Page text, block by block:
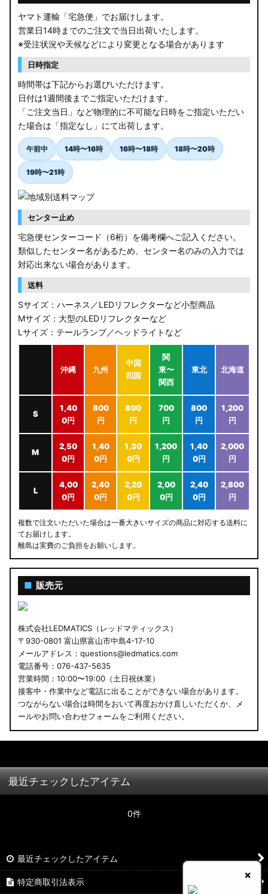
ヤマト運輸「宅急便」でお届けします。
営業日14時までのご注文で当日出荷いたします。
※受注状況や天候などにより変更となる場合があります
日時指定
時間帯は下記からお選びいただけます。
日付は1週間後までご指定いただけます。
「ご注文当日」など物理的に不可能な日時をご指定いただい
た場合は「指定なし」にて出荷します。
午前中 14時〜16時 16時〜18時 18時〜20時
19時〜21時
センター止め
宅急便センターコード（6桁）を備考欄へご記入ください。
類似したセンター名があるため、センター名のみの入力では
対応出来ない場合があります。
送料
Sサイズ：ハーネス／LEDリフレクターなど小型商品
Mサイズ：大型のLEDリフレクターなど
Lサイズ：テールランプ／ヘッドライトなど
沖縄 九州
中国
四国
関
東〜
関西
東北 北海道
S
1,40
0円
800
円
800
円
700
円
800
円
1,200
円
M
2,50
0円
1,40
0円
1,30
0円
1,200
円
1,40
0円
2,000
円
L
4,00
0円
2,40
0円
2,20
0円
2,00
0円
2,40
0円
2,800
円
複数で注文いただいた場合は一番大きいサイズの商品に対応する送料に
てお届けします。
離島は実費のご負担をお願いします。
■ 販売元
株式会社LEDMATICS（レッドマティックス）
〒930-0801 富山県富山市中島4-17-10
メールアドレス：questions@ledmatics.com
電話番号：076-437-5635
営業時間：10:00〜19:00（土日祝休業）
接客中・作業中など電話に出ることができない場合があります。
つながらない場合は時間をおいて再度おかけ直しいただくか、メ
ールやお問い合わせフォームをご利用ください。
×
最近チェックしたアイテム
0件
最近チェックしたアイテム
特定商取引法表示